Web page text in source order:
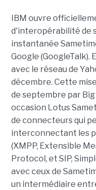
IBM ouvre
d'interopérabilité de
instantanée
Google
avec le réseau de
décembre. Cette
de septembre par
occasion Lotus
de connecteurs qui
interconnectant les
(XMPP, Extensible
Protocol, et SIP,
avec ceux de
un intermédiaire